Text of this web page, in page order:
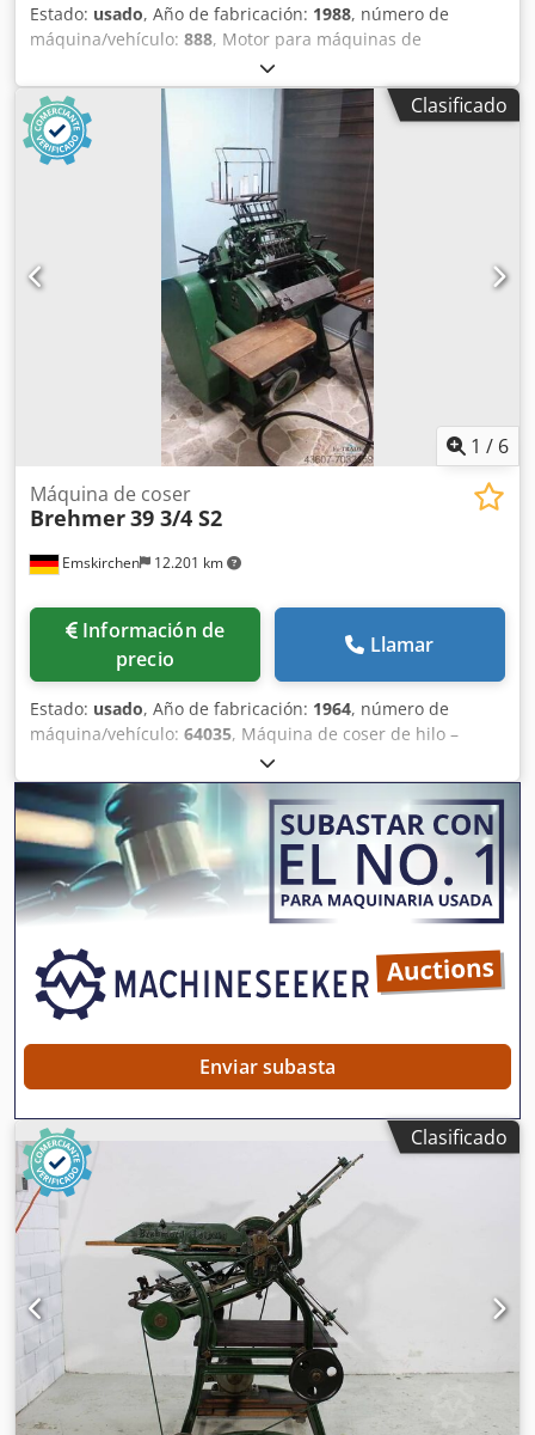
Estado: usado, Año de fabricación: 1988, número de
máquina/vehículo: 888, Motor para máquinas de
encuadernación de grapas Brehmer/Polygraph – Motor
para máquinas de encuadernación Brehmer/Polygraph
Brehmer – VEB LBW 742-745-750, año 1988 – Número de
serie: 888C 2/88 Chjdpfx Aoh Axzlecisa VEB CLS256/4-
5FK44T Inspección en vídeo en línea a través de Skype Nos
complacería mucho su visita; tenemos más máquinas en
stock. Disponible de inmediato; se puede inspeccionar. En
stock en Emskirchen/Núremberg; se puede probar.
Clasificado
1 / 6
Emskirchen 12.201 km
Máquina de coser
Brehmer39 3/4 S2
Información de
precio
Llamar
Estado: usado, Año de fabricación: 1964, número de
máquina/vehículo: 64035, Máquina de coser de hilo –
Máquina de coser Brehmer 39 3/4 S2, año 1964 – Número
de serie: 64035 Tamaño mínimo: 120 x 70 mm – Tamaño
máximo: 280 x 440 mm 6 cabezales de costura Velocidad
máxima: 70 puntadas/minuto Inspección en vídeo en línea
a través de Skype Nos complacería mucho recibir su visita;
tenemos más máquinas en stock. Disponible
inmediatamente; se puede inspeccionar. En stock en
Axm Usijha
Enviar subasta
Clasificado